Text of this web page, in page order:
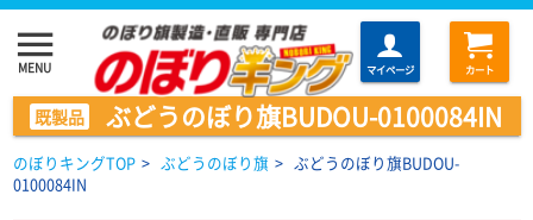
menu
MENU マイページ カート
既製品 ぶどうのぼり旗BUDOU-0100084IN
のぼりキングTOP > ぶどうのぼり旗 > ぶどうのぼり旗BUDOU-
0100084IN